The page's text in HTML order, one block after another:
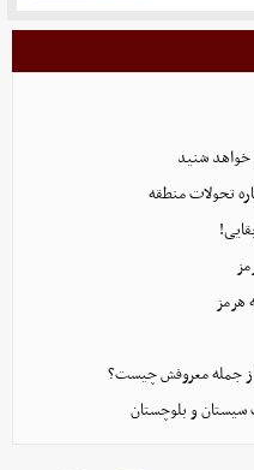
شنید
تحولات منطقه
هرمز
جمله معروفش چیست؟
و بلوچستان